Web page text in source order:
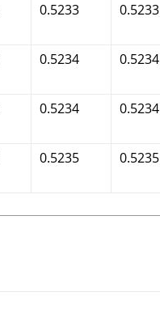
0.5233 0.5233
0.5234 0.5234
0.5234 0.5234
0.5235 0.5235